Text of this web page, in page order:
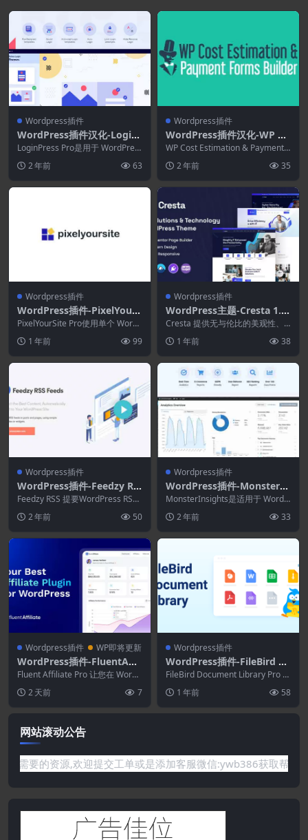
Wordpress插件
WordPress插件汉化-Login
Press Pro 3.2.0–WordPres
s登录插件
LoginPress Pro是用于 WordPres
2 年前 63
Wordpress插件
WordPress插件汉化-WP Co
st Estimation & Payment
Forms Builder 10.1.90
WP Cost Estimation & Payment F
2 年前 35
Wordpress插件
WordPress插件-PixelYourS
ite Super Pack 5.4.1(PixelY
ourSite Pro拓展)
PixelYourSite Pro使用单个 WordP
1 年前 99
Wordpress插件
WordPress主题-Cresta 1.1.
0–IT解决方案和技术WordPr
ess主题
Cresta 提供无与伦比的美观性、
公司、技...
1 年前 38
Wordpress插件
WordPress插件-Feedzy RS
S Feeds Pro 3.0.0-WordPre
ss RSS 提要插件
Feedzy RSS 提要WordPress RSS
2 年前 50
Wordpress插件
WordPress插件-MonsterIn
sights–PPC Tracking Addo
n 1.1.1(MonsterInsights拓
展)
MonsterInsights是适用于 WordP
2 年前 33
Wordpress插件 WP即将更新
WordPress插件-FluentAffil
iate Pro 1.6.0–WordPress
联盟营销管理插件
Fluent Affiliate Pro 让您在 WordP
ress 上启动自己...
2 天前 7
Wordpress插件
WordPress插件-FileBird D
ocument Library Pro 3.0.
6.1
FileBird Document Library Pro 是
一款轻量级插件，可...
1 年前 58
网站滚动公告
要的资源,欢迎提交工单或是添加客服微信:ywb386获取帮助！